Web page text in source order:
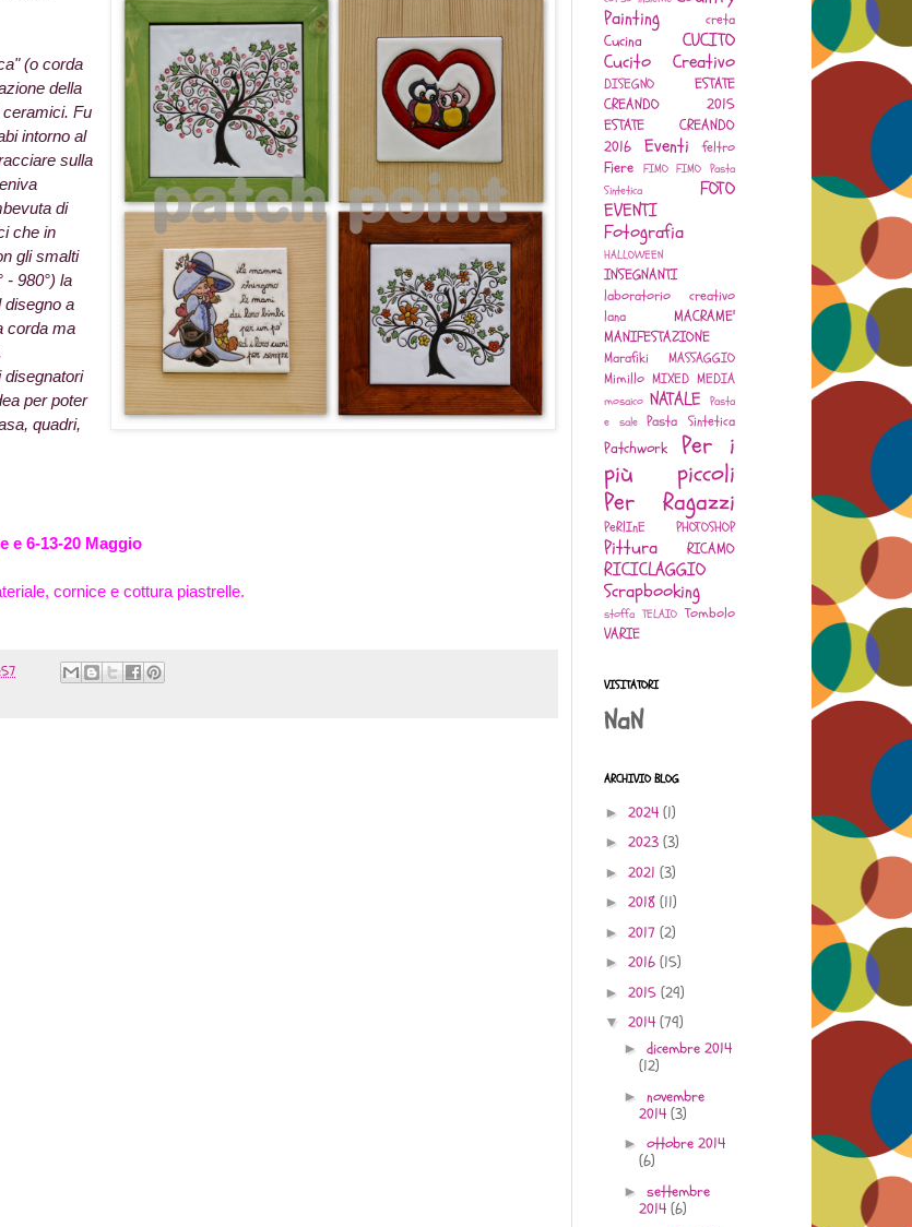
(o corda
della
Fu
intorno al
sulla
di
che in
gli smalti
- 980°) la
disegno a
corda ma
disegnatori
per poter
quadri,
e 6-13-20 Maggio
cornice e cottura piastrelle.
Painting
creta
Cucina
CUCITO
Cucito Creativo
DISEGNO
ESTATE
CREANDO 2015
ESTATE CREANDO
2016
Eventi feltro
Fiere FIMO FIMO Pasta
Sintetica
FOTO
EVENTI
Fotografia
HALLOWEEN
INSEGNANTI
laboratorio creativo
lana
MACRAME'
MANIFESTAZIONE
Marafiki
MASSAGGIO
Mimillo MIXED MEDIA
mosaico NATALE Pasta
e sale Pasta Sintetica
Patchwork
Per i
più piccoli
Per Ragazzi
PeRlInE PHOTOSHOP
Pittura RICAMO
RICICLAGGIO
Scrapbooking
stoffa TELAIO Tombolo
VARIE
VISITATORI
NaN
ARCHIVIO BLOG
► 2024 (1)
► 2023 (3)
► 2021 (3)
► 2018 (11)
► 2017 (2)
► 2016 (15)
► 2015 (29)
▼ 2014 (79)
► dicembre 2014
(12)
► novembre
2014 (3)
► ottobre 2014
(6)
► settembre
2014 (6)